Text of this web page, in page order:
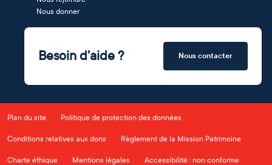
Nous donner
Besoin d'aide ? Nous contacter
Plan du site Politique de protection des données
Conditions relatives aux dons Règlement de la Mission Patrimoine
Charte éthique Mentions légales
Accessibilité : non conforme